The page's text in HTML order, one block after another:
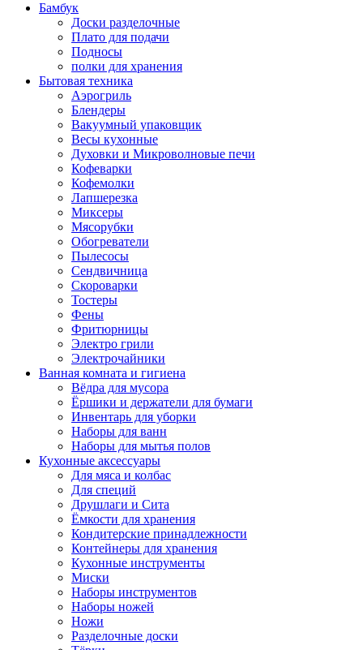
Бамбук
Доски разделочные
Плато для подачи
Подносы
полки для хранения
Бытовая техника
Аэрогриль
Блендеры
Вакуумный упаковщик
Весы кухонные
Духовки и Микроволновые печи
Кофеварки
Кофемолки
Лапшерезка
Миксеры
Мясорубки
Обогреватели
Пылесосы
Сендвичница
Скороварки
Тостеры
Фены
Фритюрницы
Электро грили
Электрочайники
Ванная комната и гигиена
Вёдра для мусора
Ёршики и держатели для бумаги
Инвентарь для уборки
Наборы для ванн
Наборы для мытья полов
Кухонные аксессуары
Для мяса и колбас
Для специй
Друшлаги и Сита
Ёмкости для хранения
Кондитерские принадлежности
Контейнеры для хранения
Кухонные инструменты
Миски
Наборы инструментов
Наборы ножей
Ножи
Разделочные доски